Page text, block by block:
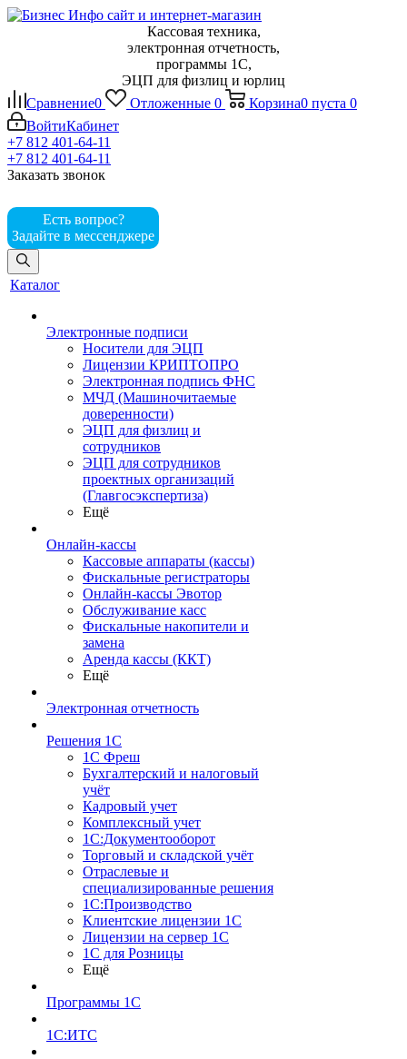
Кассовая техника,
электронная отчетность,
программы 1С,
ЭЦП для физлиц и юрлиц
Сравнение0 Отложенные 0 Корзина0 пуста 0
ВойтиКабинет
+7 812 401-64-11
+7 812 401-64-11
Заказать звонок
Есть вопрос?
Задайте в мессенджере
Каталог
Электронные подписи
Носители для ЭЦП
Лицензии КРИПТОПРО
Электронная подпись ФНС
МЧД (Машиночитаемые
доверенности)
ЭЦП для физлиц и
сотрудников
ЭЦП для сотрудников
проектных организаций
(Главгосэкспертиза)
Ещё
Онлайн-кассы
Кассовые аппараты (кассы)
Фискальные регистраторы
Онлайн-кассы Эвотор
Обслуживание касс
Фискальные накопители и
замена
Аренда кассы (ККТ)
Ещё
Электронная отчетность
Решения 1С
1С Фреш
Бухгалтерский и налоговый
учёт
Кадровый учет
Комплексный учет
1С:Документооборот
Торговый и складской учёт
Отраслевые и
специализированные решения
1С:Производство
Клиентские лицензии 1С
Лицензии на сервер 1С
1С для Розницы
Ещё
Программы 1С
1С:ИТС